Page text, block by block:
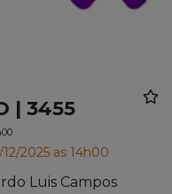
| 3455
2025 as 14h00
Luis Campos